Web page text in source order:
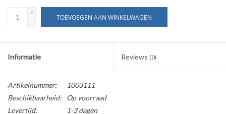
+
-
TOEVOEGEN AAN WINKELWAGEN
Informatie Reviews (0)
Artikelnummer:
1003111
Beschikbaarheid:
Op voorraad
Levertijd:
1-3 dagen